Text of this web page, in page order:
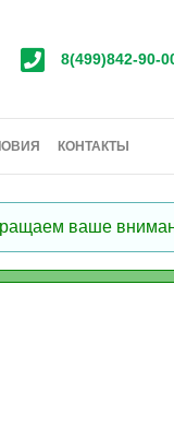
8(499)842-90-
КОНТАКТЫ
ваше